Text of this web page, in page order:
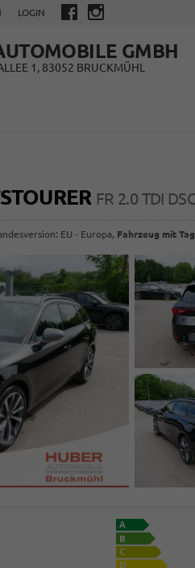
LOGIN
GMBH
1, 83052 BRUCKMÜHL
FR 2.0 TDI
EU - Europa, Fahrzeug mit